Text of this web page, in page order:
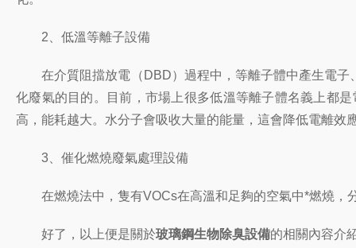
2、低溫等離子設備
在介質阻擋放電（DBD）過程中，等離子體中產生電子
化廢氣的目的。目前，市場上很多低溫等離子體名義上都
高，能耗越大。水分子會吸收大量的能量，這會降低電離
3、催化燃燒廢氣處理設備
在燃燒法中，隻有VOCs在高溫和足夠的空氣中*燃燒，
好了，以上便是關於玻璃鋼生物除臭設備的相關內容介